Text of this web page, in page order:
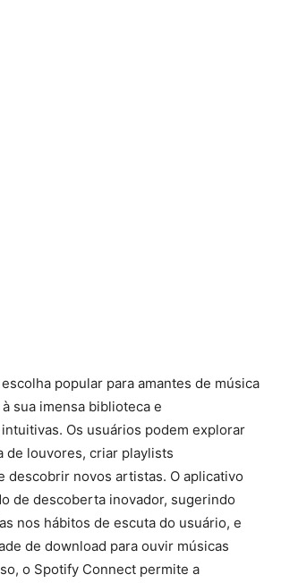
popular para amantes de música
sua imensa biblioteca e
Os usuários podem explorar
de louvores, criar playlists
descobrir novos artistas. O aplicativo
de descoberta inovador, sugerindo
nos hábitos de escuta do usuário, e
de download para ouvir músicas
o Spotify Connect permite a